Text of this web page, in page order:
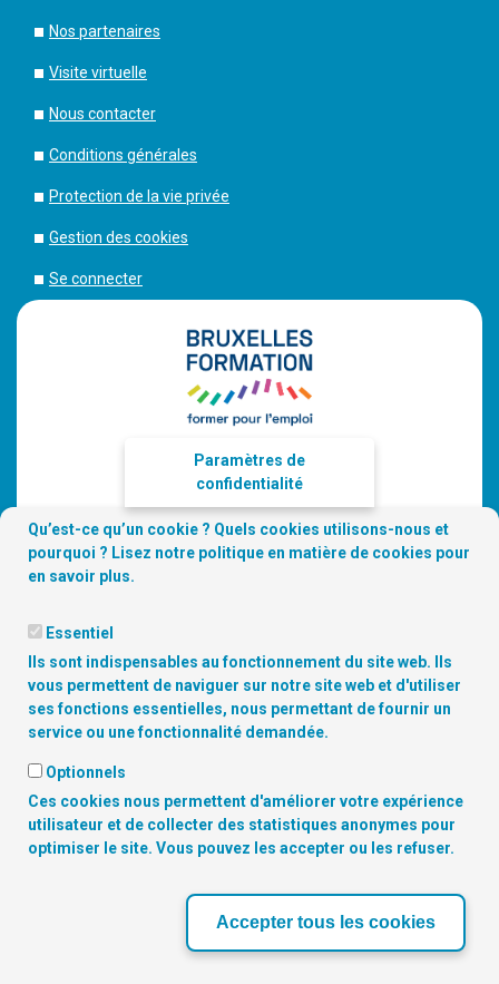
Nos partenaires
Visite virtuelle
Nous contacter
Conditions générales
Protection de la vie privée
Gestion des cookies
Se connecter
Copyright© 2026 Digitalcity.brussels | Trouvez-nous sur les
réseaux sociaux:
NOS PARTENAIRES
Paramètres de
confidentialité
Qu’est-ce qu’un cookie ? Quels cookies utilisons-nous et
pourquoi ? Lisez notre politique en matière de cookies pour
en savoir plus.
Essentiel
Ils sont indispensables au fonctionnement du site web. Ils
vous permettent de naviguer sur notre site web et d'utiliser
ses fonctions essentielles, nous permettant de fournir un
service ou une fonctionnalité demandée.
Optionnels
Ces cookies nous permettent d'améliorer votre expérience
utilisateur et de collecter des statistiques anonymes pour
optimiser le site. Vous pouvez les accepter ou les refuser.
Accepter tous les cookies